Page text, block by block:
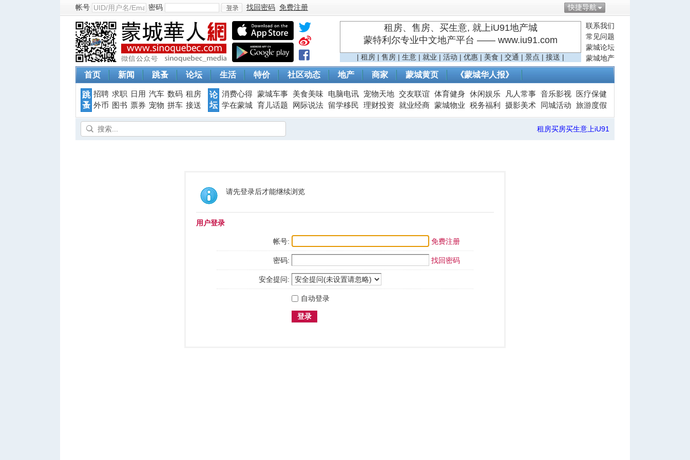
快捷导航
帐号 密码
登
找回密码 免费注册
联系我们
常见问题
蒙城论坛
蒙城地产
租房、售房、买生意, 就上iU91地产城
蒙特利尔专业中文地产平台 —— www.iu91.com
| 租房 | 售房 | 生意 | 就业 | 活动 | 优惠 | 美食 | 交通 | 景点 | 接送 |
首页 新闻 跳蚤 论坛 生活 特价 社区动态 地产 商家 蒙城黄页 《蒙城华人报》
跳
蚤
招聘 求职 日用 汽车 数码 租房
外币
图书 票券 宠物 拼车 接送
论
坛
消费心得 蒙城车事 美食美味 电脑电讯 宠物天地 交友联谊 体育健身 休闲娱乐 凡人常事 音乐影视
医疗保健
学在蒙城 育儿话题 网际说法 留学移民 理财投资 就业经商 蒙城物业 税务福利 摄影美术 同城活动 旅游度假
租房买房买生意上iU91
请先登录后才能继续浏览
用户登录
帐号: 免费注册
密码: 找回密码
安全提问:
自动登录
登录